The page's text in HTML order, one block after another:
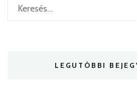
Keresés:
LEGUTÓBBI